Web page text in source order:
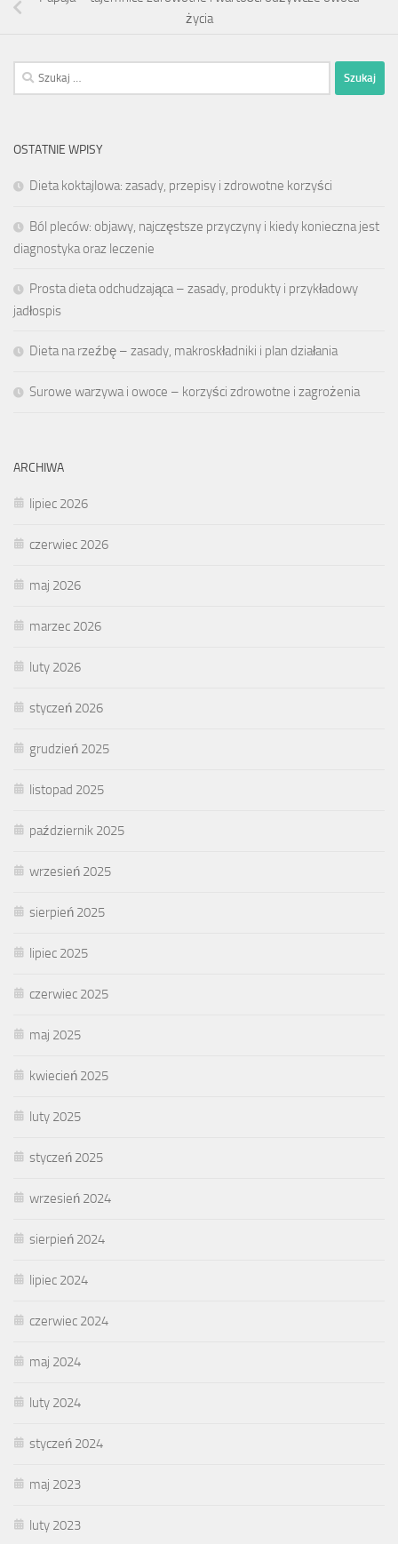
życia
Szukaj:
OSTATNIE WPISY
Dieta koktajlowa: zasady, przepisy i zdrowotne korzyści
Ból pleców: objawy, najczęstsze przyczyny i kiedy konieczna jest
diagnostyka oraz leczenie
Prosta dieta odchudzająca – zasady, produkty i przykładowy
jadłospis
Dieta na rzeźbę – zasady, makroskładniki i plan działania
Surowe warzywa i owoce – korzyści zdrowotne i zagrożenia
ARCHIWA
lipiec 2026
czerwiec 2026
maj 2026
marzec 2026
luty 2026
styczeń 2026
grudzień 2025
listopad 2025
październik 2025
wrzesień 2025
sierpień 2025
lipiec 2025
czerwiec 2025
maj 2025
kwiecień 2025
luty 2025
styczeń 2025
wrzesień 2024
sierpień 2024
lipiec 2024
czerwiec 2024
maj 2024
luty 2024
styczeń 2024
maj 2023
luty 2023